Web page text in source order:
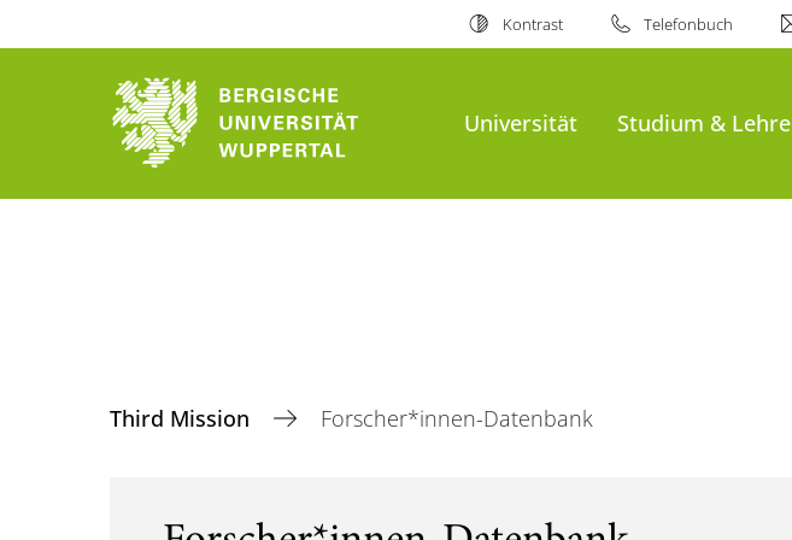
Kontrast Telefonbuch
Universität Studium & Lehre
Third Mission Forscher*innen-Datenbank